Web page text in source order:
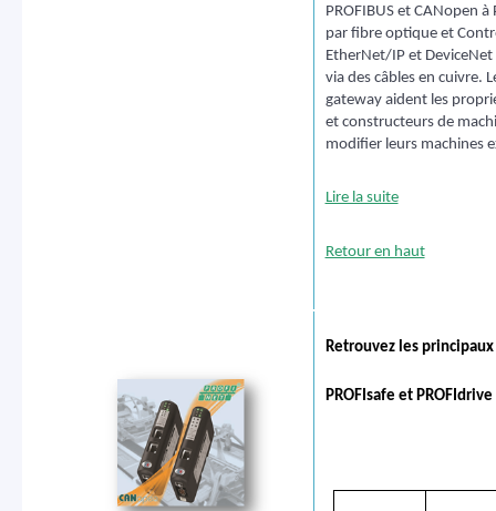
PROFIBUS et CANopen à
par fibre optique et
EtherNet/IP et DeviceNet
via des câbles en cuivre.
gateway aident les
et constructeurs de
modifier leurs machines
Lire la suite
Retour en haut
Retrouvez les principaux
PROFIsafe et